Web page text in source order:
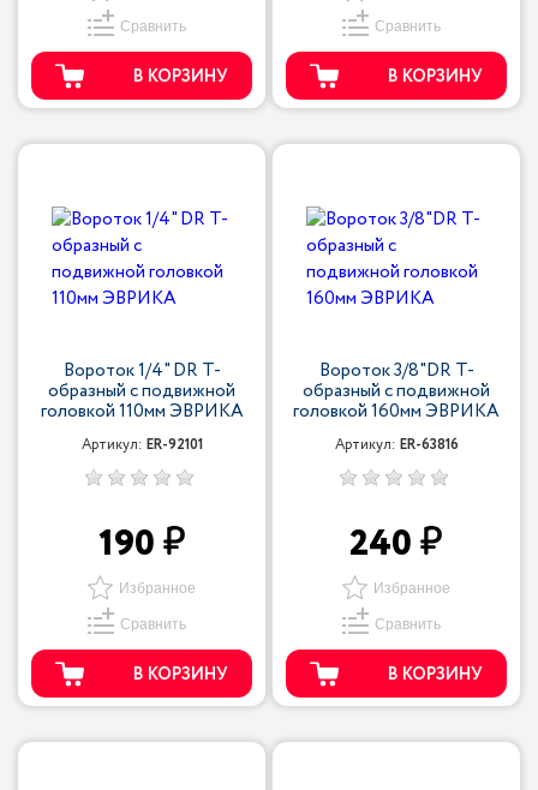
Сравнить
В КОРЗИНУ
Сравнить
В КОРЗИНУ
Вороток 1/4" DR Т-
образный с подвижной
головкой 110мм ЭВРИКА
Артикул: ER-92101
190
Избранное
Сравнить
В КОРЗИНУ
Вороток 3/8"DR Т-
образный с подвижной
головкой 160мм ЭВРИКА
Артикул: ER-63816
240
Избранное
Сравнить
В КОРЗИНУ